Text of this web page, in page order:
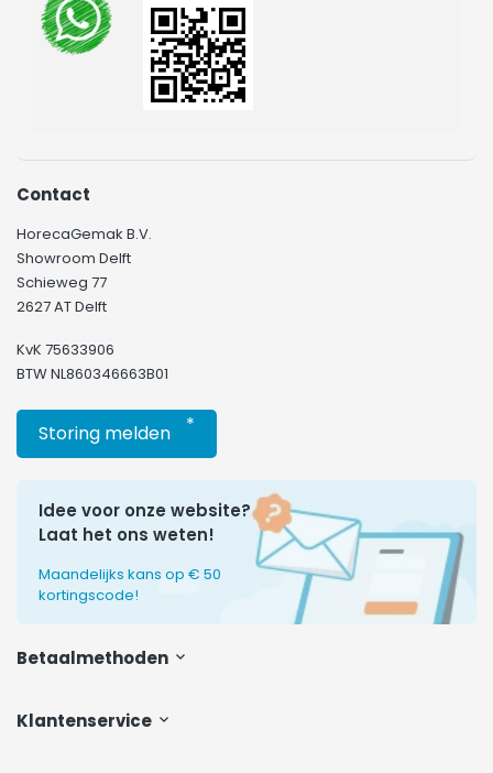
Klantenservice
Contact
HorecaGemak B.V.
Showroom Delft
Schieweg 77
2627 AT Delft
KvK 75633906
BTW NL860346663B01
Storing melden *
Idee voor onze website?
Laat het ons weten!
Maandelijks kans op € 50
kortingscode!
Betaalmethoden